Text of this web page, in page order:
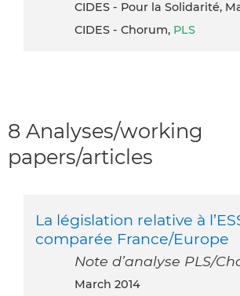
CIDES - Pour la Solidarité,
CIDES - Chorum, PLS
8 Analyses/working
papers/articles
La législation relative à
comparée France/Europe
Note d’analyse PLS/
March 2014